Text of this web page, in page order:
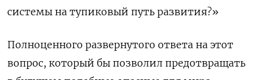
системы на тупиковый путь развития?»
Полноценного развернутого ответа на этот
вопрос, который бы позволил предотвращать